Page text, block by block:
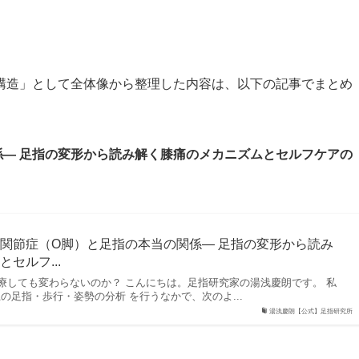
」として全体像から整理した内容は、以下の記事でまとめ
足指の変形から読み解く膝痛のメカニズムとセルフケアの
湯浅慶朗【公式】足指研究所
節症（O脚）と足指の本当の関係― 足指の変形から読み
セルフ...
しても変わらないのか？ こんにちは。足指研究家の湯浅慶朗です。 私
足指・歩行・姿勢の分析 を行うなかで、次のよ...